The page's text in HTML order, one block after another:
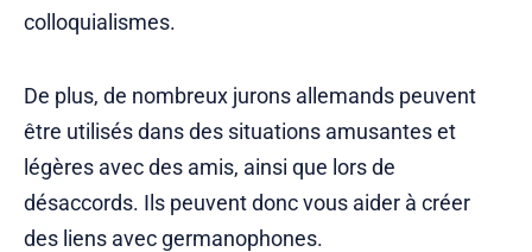
colloquialismes.
De plus, de nombreux jurons allemands peuvent
être utilisés dans des situations amusantes et
légères avec des amis, ainsi que lors de
désaccords. Ils peuvent donc vous aider à créer
des liens avec germanophones.